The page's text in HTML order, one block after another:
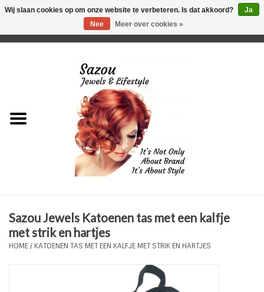
Just for Him
Plus Size Sieraden
Sazou Jewels Katoenen tas met een kalfje
met strik en hartjes
HOME/ KATOENEN TAS MET EEN KALFJE MET STRIK EN HARTJES
Wij slaan cookies op om onze website te verbeteren. Is dat akkoord?
Ja
Nee
Meer over cookies »